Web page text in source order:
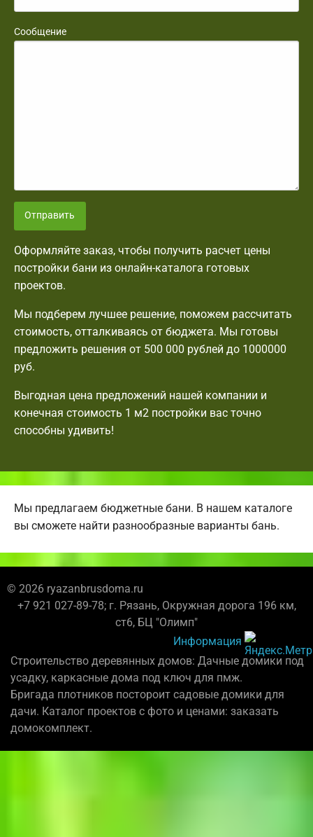
Сообщение
Отправить
Оформляйте заказ, чтобы получить расчет цены
постройки бани из онлайн-каталога готовых
проектов.
Мы подберем лучшее решение, поможем рассчитать
стоимость, отталкиваясь от бюджета. Мы готовы
предложить решения от 500 000 рублей до 1000000
руб.
Выгодная цена предложений нашей компании и
конечная стоимость 1 м2 постройки вас точно
способны удивить!
Мы предлагаем бюджетные бани. В нашем каталоге
вы сможете найти разнообразные варианты бань.
© 2026 ryazanbrusdoma.ru
+7 921 027-89-78; г. Рязань, Окружная дорога 196 км,
ст6, БЦ "Олимп"
Информация
Строительство деревянных домов: Дачные домики под
усадку, каркасные дома под ключ для пмж.
Бригада плотников постороит садовые домики для
дачи. Каталог проектов с фото и ценами: заказать
домокомплект.